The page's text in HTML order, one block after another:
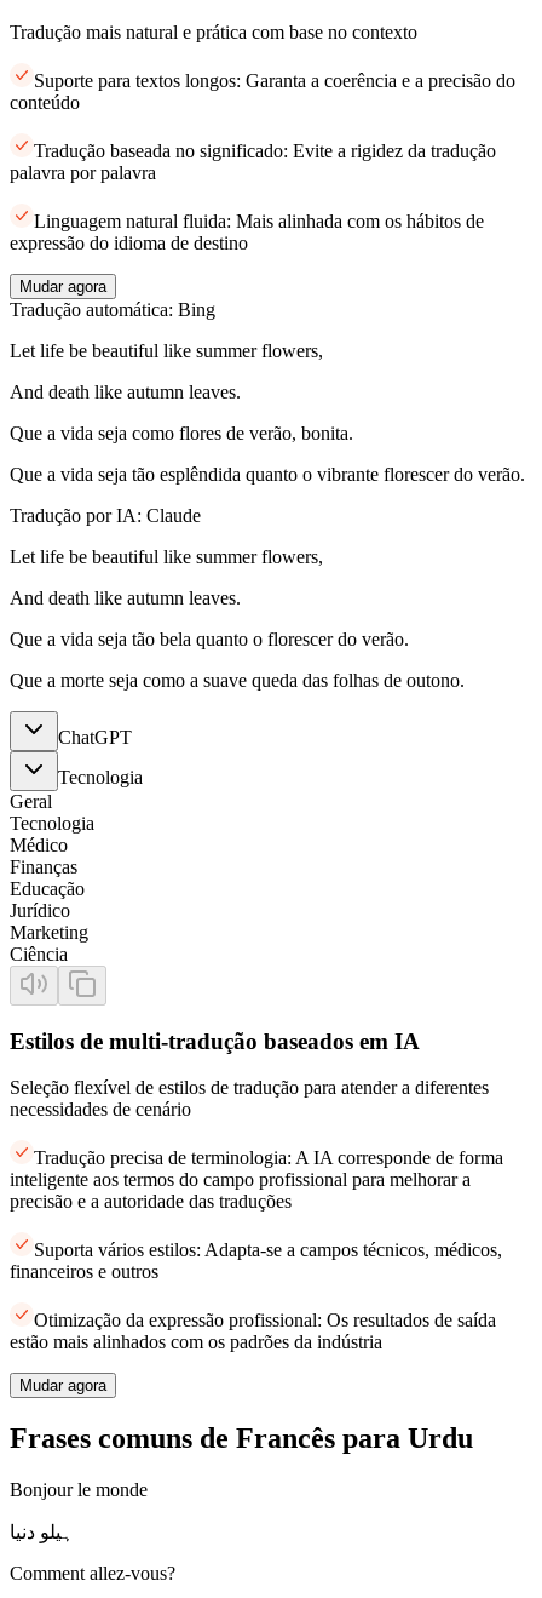
Tradução mais natural e prática com base no contexto
Suporte para textos longos: Garanta a coerência e a precisão do
conteúdo
Tradução baseada no significado: Evite a rigidez da tradução
palavra por palavra
Linguagem natural fluida: Mais alinhada com os hábitos de
expressão do idioma de destino
Mudar agora
Tradução automática: Bing
Let life be beautiful like summer flowers,
And death like autumn leaves.
Que a vida seja como flores de verão, bonita.
Que a vida seja tão esplêndida quanto o vibrante florescer do verão.
Tradução por IA: Claude
Let life be beautiful like summer flowers,
And death like autumn leaves.
Que a vida seja tão bela quanto o florescer do verão.
Que a morte seja como a suave queda das folhas de outono.
ChatGPT
Tecnologia
Geral
Tecnologia
Médico
Finanças
Educação
Jurídico
Marketing
Ciência
Estilos de multi-tradução baseados em IA
Seleção flexível de estilos de tradução para atender a diferentes
necessidades de cenário
Tradução precisa de terminologia: A IA corresponde de forma
inteligente aos termos do campo profissional para melhorar a
precisão e a autoridade das traduções
Suporta vários estilos: Adapta-se a campos técnicos, médicos,
financeiros e outros
Otimização da expressão profissional: Os resultados de saída
estão mais alinhados com os padrões da indústria
Mudar agora
Frases comuns de Francês para Urdu
Bonjour le monde
ہیلو دنیا
Comment allez-vous?